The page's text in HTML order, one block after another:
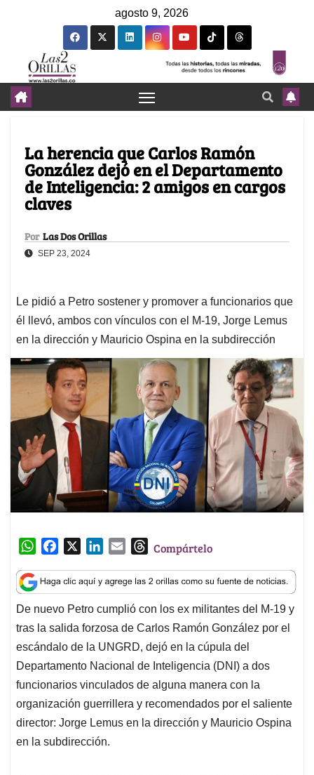
agosto 9, 2026
La herencia que Carlos Ramón
González dejó en el Departamento
de Inteligencia: 2 amigos en cargos
claves
Por Las Dos Orillas
SEP 23, 2024
Le pidió a Petro sostener y promover a funcionarios que
él llevó, ambos con vínculos con el M-19, Jorge Lemus
en la dirección y Mauricio Ospina en la subdirección
W
a
t
s
A
p
p
c
e
b
o
o
k
n
k
e
d
I
n
a
i
l
T
r
e
a
d
s
Compártelo
De nuevo Petro cumplió con los ex militantes del M-19 y
tras la salida forzosa de Carlos Ramón González por el
escándalo de la UNGRD, dejó en la cúpula del
Departamento Nacional de Inteligencia (DNI) a dos
funcionarios vinculados de alguna manera con la
organización guerrillera y recomendados por el saliente
director: Jorge Lemus en la dirección y Mauricio Ospina
en la subdirección.